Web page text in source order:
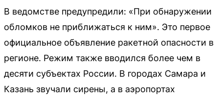
В ведомстве предупредили: «При обнаружении
обломков не приближаться к ним». Это первое
официальное объявление ракетной опасности в
регионе. Режим также вводился более чем в
десяти субъектах России. В городах Самара и
Казань звучали сирены, а в аэропортах